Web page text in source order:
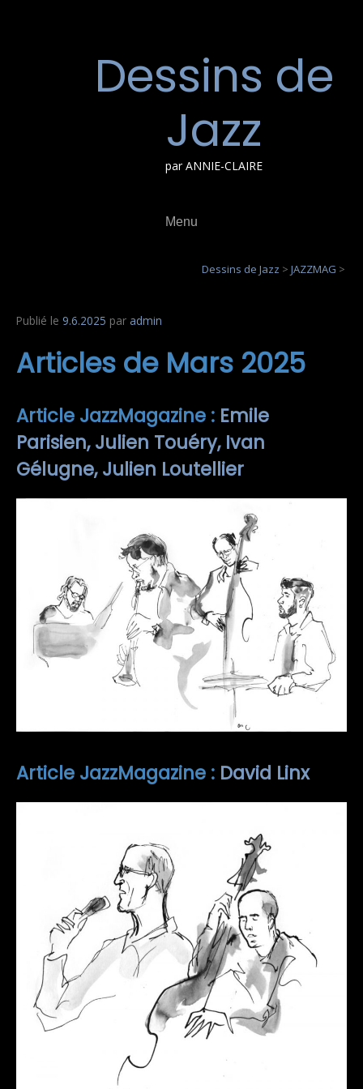
Dessins de
Jazz
par ANNIE-CLAIRE
Menu
Dessins de Jazz > JAZZMAG >
Publié le 9.6.2025 par admin
Articles de Mars 2025
Article JazzMagazine : Emile
Parisien, Julien Touéry, Ivan
Gélugne, Julien Loutellier
Article JazzMagazine : David Linx